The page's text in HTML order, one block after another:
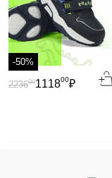
-50%
111800₽
223600